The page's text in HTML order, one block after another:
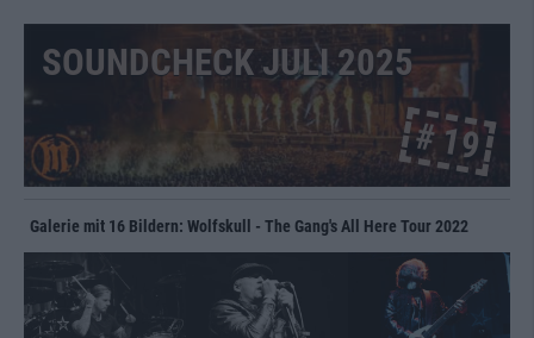
SOUNDCHECK JULI 2025
# 19
Galerie mit 16 Bildern: Wolfskull - The Gang's All Here Tour 2022